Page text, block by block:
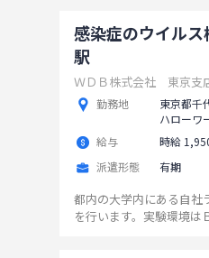
感染症のウイル
駅
ＷＤＢ株式会社 東京支
勤務地
東京都千
ハローワ
給与
時給
派遣形態
有期
都内の大学内にある自
を行います。実験環境